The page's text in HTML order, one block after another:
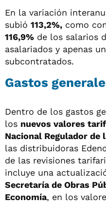
En la variación
subió 113,2%, como
116,9% de los salarios
asalariados y apenas un
subcontratados.
Gastos
Dentro de los gastos
los nuevos valores
Nacional Regulador de
las distribuidoras
de las revisiones
incluye una
Secretaría de Obras
Economía, en los